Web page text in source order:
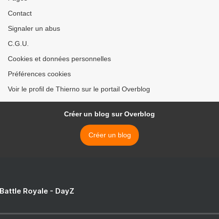
Contact
Signaler un abus
C.G.U.
Cookies et données personnelles
Préférences cookies
Voir le profil de Thierno sur le portail Overblog
Créer un blog sur Overblog
Créer un blog
Royale - DayZ